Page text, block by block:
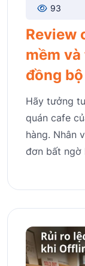
93
Review
mềm
đồng
Hãy tưởng
quán cafe
hàng. Nhân
đơn bất ngờ